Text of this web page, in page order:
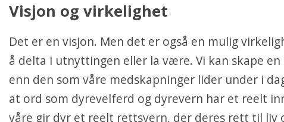
Visjon og virkelighet
Det er en visjon. Men det er også en mulig
å delta i utnyttingen eller la være. Vi kan skape
enn den som våre medskapninger lider under i
at ord som dyrevelferd og dyrevern har et reelt
våre gir dyr et reelt rettsvern, der deres rett til liv